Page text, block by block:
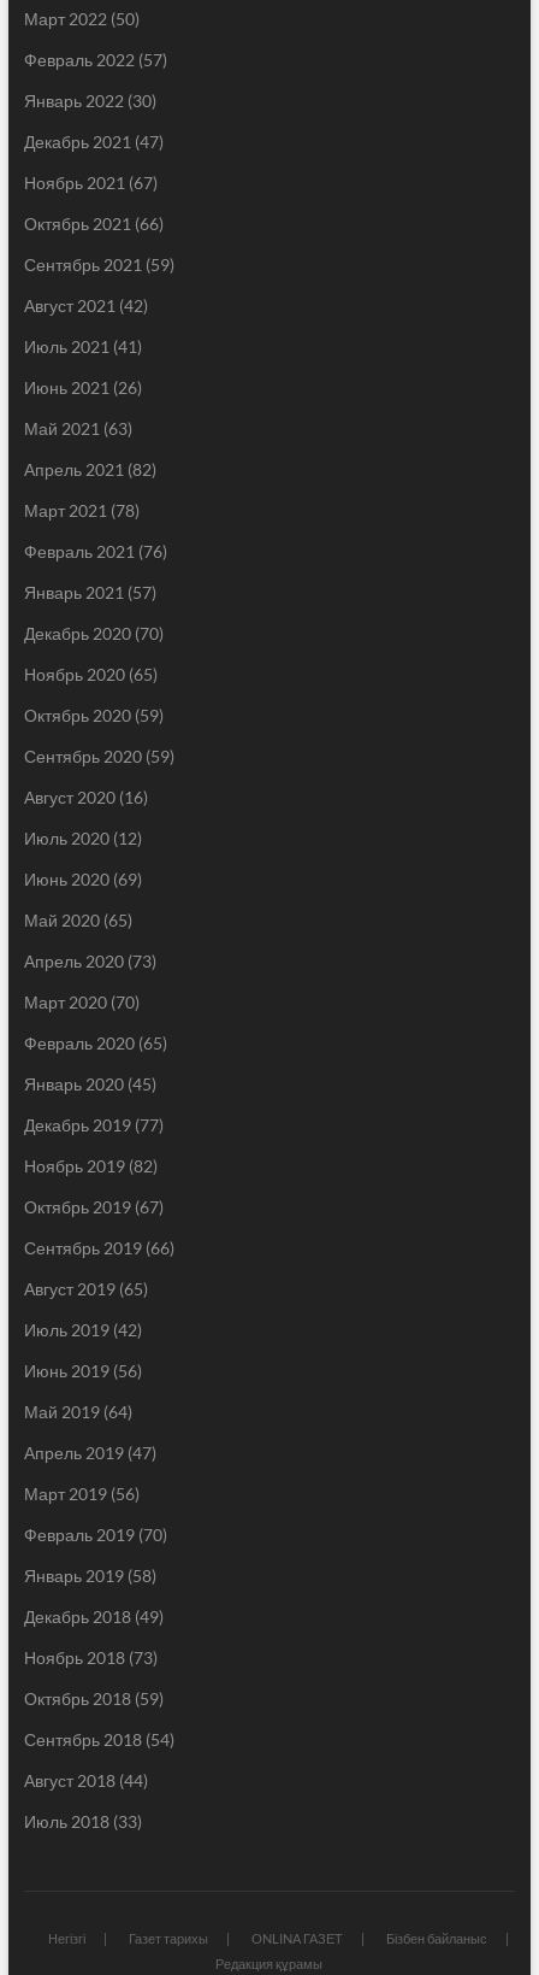
Март 2022 (50)
Февраль 2022 (57)
Январь 2022 (30)
Декабрь 2021 (47)
Ноябрь 2021 (67)
Октябрь 2021 (66)
Сентябрь 2021 (59)
Август 2021 (42)
Июль 2021 (41)
Июнь 2021 (26)
Май 2021 (63)
Апрель 2021 (82)
Март 2021 (78)
Февраль 2021 (76)
Январь 2021 (57)
Декабрь 2020(70)
Ноябрь 2020(65)
Октябрь 2020(59)
Сентябрь 2020(59)
Август 2020(16)
Июль 2020(12)
Июнь 2020(69)
Май 2020(65)
Апрель 2020(73)
Март 2020(70)
Февраль 2020(65)
Январь 2020(45)
Декабрь 2019(77)
Ноябрь 2019(82)
Октябрь 2019(67)
Сентябрь 2019(66)
Август 2019(65)
Июль 2019(42)
Июнь 2019(56)
Май 2019(64)
Апрель 2019(47)
Март 2019(56)
Февраль 2019(70)
Январь 2019(58)
Декабрь 2018(49)
Ноябрь 2018(73)
Октябрь 2018(59)
Сентябрь 2018(54)
Август 2018(44)
Июль 2018(33)
Негізгі Газет тарихы ONLINA ГАЗЕТ
Бізбен байланыс
Редакция құрамы